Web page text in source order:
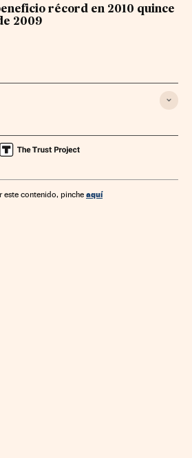
récord en 2010 quince
2009
este contenido, pinche aquí